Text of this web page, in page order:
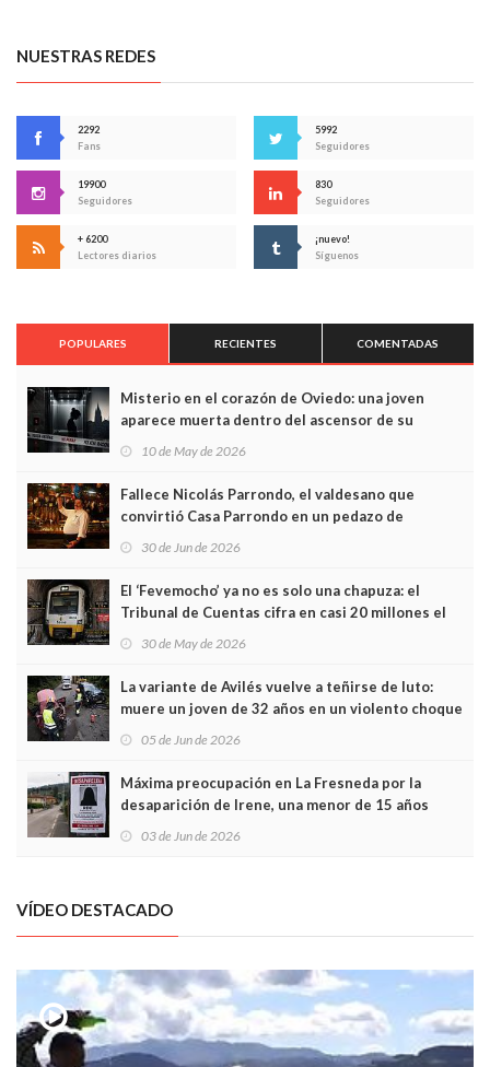
NUESTRAS REDES
2292
Fans
5992
Seguidores
19900
Seguidores
830
Seguidores
+ 6200
Lectores diarios
¡nuevo!
Síguenos
POPULARES RECIENTES COMENTADAS
Misterio en el corazón de Oviedo: una joven
aparece muerta dentro del ascensor de su
10 de May de 2026
Fallece Nicolás Parrondo, el valdesano que
convirtió Casa Parrondo en un pedazo de
30 de Jun de 2026
El ‘Fevemocho’ ya no es solo una chapuza: el
Tribunal de Cuentas cifra en casi 20 millones el
30 de May de 2026
La variante de Avilés vuelve a teñirse de luto:
muere un joven de 32 años en un violento choque
05 de Jun de 2026
Máxima preocupación en La Fresneda por la
desaparición de Irene, una menor de 15 años
03 de Jun de 2026
VÍDEO DESTACADO